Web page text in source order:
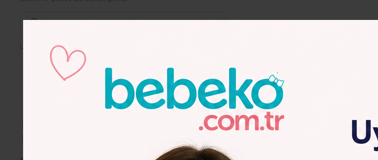
Lütfen Gerekli Alanları Doldurunuz.
okudum. Onaylıyorum.